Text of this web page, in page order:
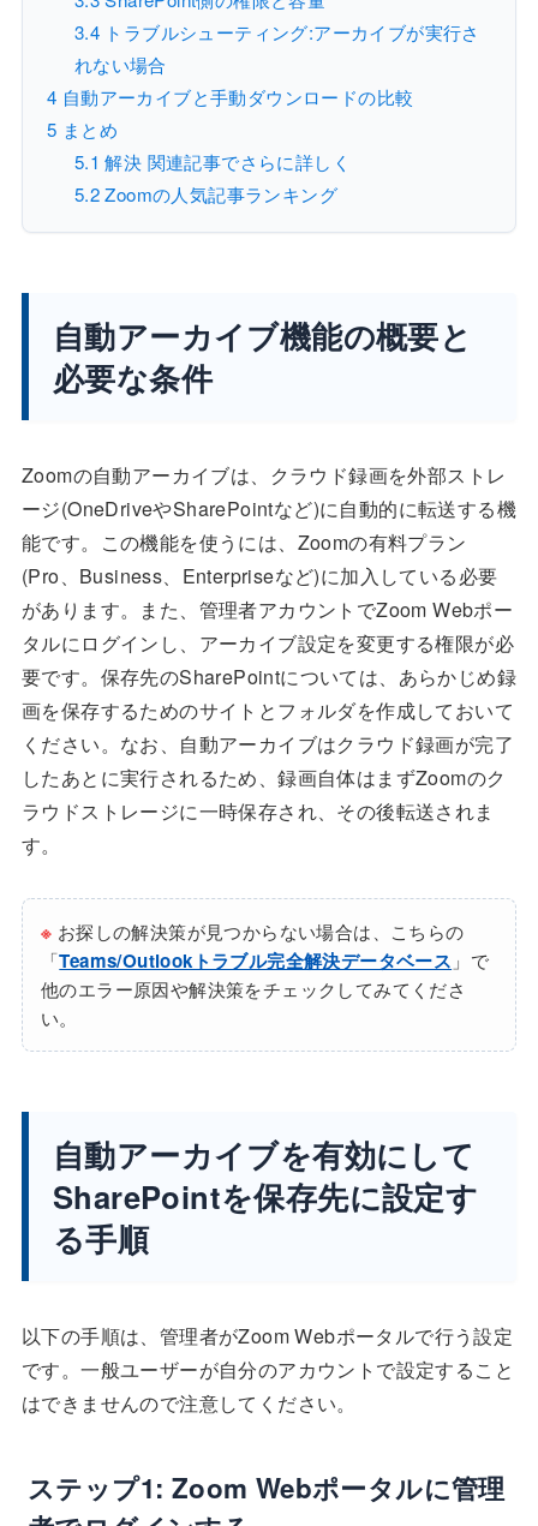
3.4トラブルシューティング:アーカイブが実行さ
れない場合
4 自動アーカイブと手動ダウンロードの比較
5 まとめ
5.1 解決 関連記事でさらに詳しく
5.2Zoomの人気記事ランキング
自動アーカイブ機能の概要と
必要な条件
Zoomの自動アーカイブは、クラウド録画を外部ストレ
ージ(OneDriveやSharePointなど)に自動的に転送する機
能です。この機能を使うには、Zoomの有料プラン
(Pro、Business、Enterpriseなど)に加入している必要
があります。また、管理者アカウントでZoom Webポー
タルにログインし、アーカイブ設定を変更する権限が必
要です。保存先のSharePointについては、あらかじめ録
画を保存するためのサイトとフォルダを作成しておいて
ください。なお、自動アーカイブはクラウド録画が完了
したあとに実行されるため、録画自体はまずZoomのク
ラウドストレージに一時保存され、その後転送されま
す。
※ お探しの解決策が見つからない場合は、こちらの
「Teams/Outlookトラブル完全解決データベース 」で
他のエラー原因や解決策をチェックしてみてくださ
い。
自動アーカイブを有効にして
SharePointを保存先に設定す
る手順
以下の手順は、管理者がZoom Webポータルで行う設定
です。一般ユーザーが自分のアカウントで設定すること
はできませんので注意してください。
ステップ1: Zoom Webポータルに管理